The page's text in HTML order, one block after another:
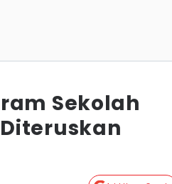
Sekolah